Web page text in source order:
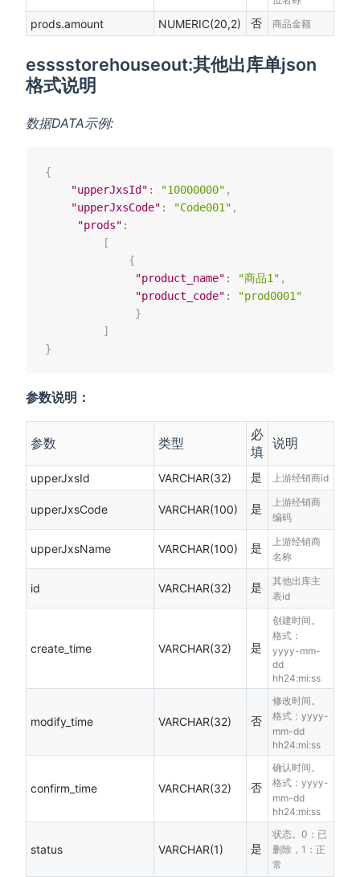
prods.amount NUMERIC(20,2) 否 商品金额
esssstorehouseout:其他出库单json
格式说明
数据DATA示例:
{
"upperJxsId" : "10000000" ,
"upperJxsCode" : "Code001" ,
"prods" :
[
{
"product_name" : "商品1" ,
"product_code" :
"prod0001"
}
]
}
参数说明：
参数 类型
必
填
说明
upperJxsId VARCHAR(32) 是 上游经销商id
upperJxsCode VARCHAR(100) 是
上游经销商
编码
upperJxsName VARCHAR(100) 是
上游经销商
名称
id VARCHAR(32) 是
其他出库主
表id
create_time VARCHAR(32) 是
创建时间。
格式：
yyyy-mm-
dd
hh24:mi:ss
modify_time VARCHAR(32) 否
修改时间。
格式：yyyy-
mm-dd
hh24:mi:ss
confirm_time VARCHAR(32) 否
确认时间。
格式：yyyy-
mm-dd
hh24:mi:ss
status VARCHAR(1) 是
状态。0：已
删除，1：正
常